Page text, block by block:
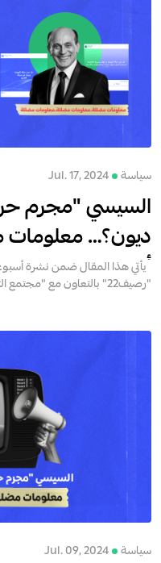
سياسة Jul. 17, 2024
السيسي "مجرم
ديون؟… معلومات
أسبوع
يأتي هذا المقال ضمن نشرة
"رصيف22" بالتعاون مع "مجتمع التحقق العربي"، وهو مشروع بحثي...
سياسة Jul. 09, 2024